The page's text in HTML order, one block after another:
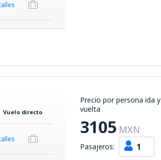
Precio por persona ida y
vuelta
3105 MXN
Pasajeros: 1
Vuelo directo